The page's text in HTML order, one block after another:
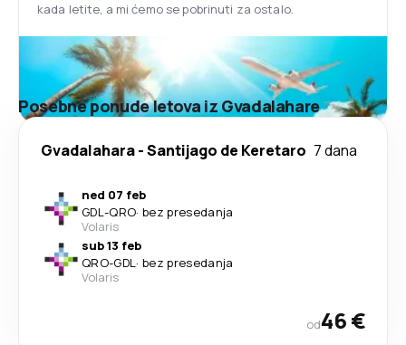
kada letite, a mi ćemo se pobrinuti za ostalo.
Posebne ponude letova iz Gvadalahare
Gvadalahara-Santijago de Keretaro 7 dana
ned 07 feb
GDL-QRO· bez presedanja
Volaris
sub 13 feb
QRO-GDL· bez presedanja
Volaris
od46 €